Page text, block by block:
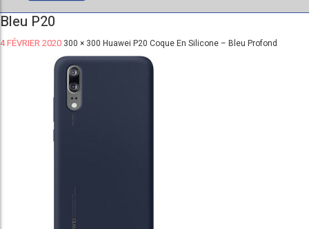
Bleu P20
4 FÉVRIER 2020 300 × 300 Huawei P20 Coque En Silicone – Bleu Profond